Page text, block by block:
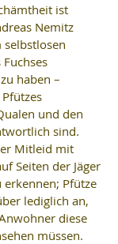
ist
Nemitz
haben –
und den
sind.
Mitleid mit
Seiten der Jäger
Pfütze
lediglich an,
diese
müssen.